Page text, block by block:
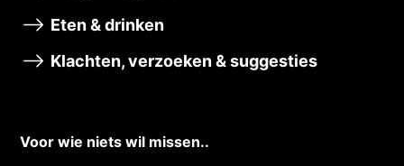
Eten & drinken
Klachten, verzoeken & suggesties
Voor wie niets wil missen..